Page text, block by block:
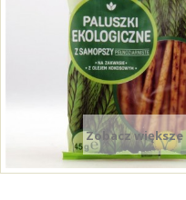
Zobacz większe